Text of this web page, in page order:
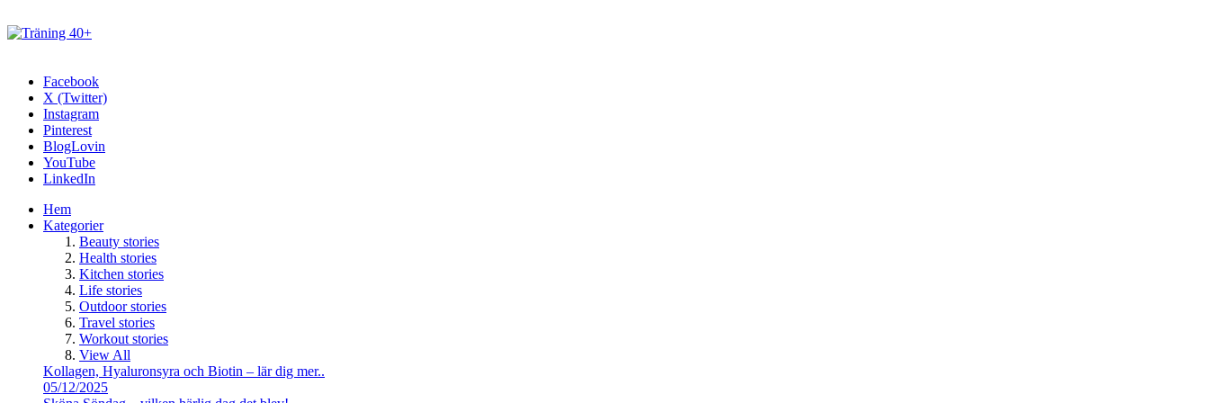
Facebook
X (Twitter)
Instagram
Pinterest
BlogLovin
YouTube
LinkedIn
Hem
Kategorier
Beauty stories
Health stories
Kitchen stories
Life stories
Outdoor stories
Travel stories
Workout stories
View All
Kollagen, Hyaluronsyra och Biotin – lär dig mer..
05/12/2025